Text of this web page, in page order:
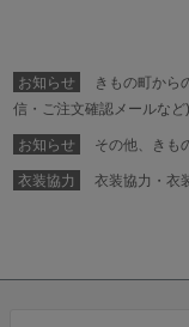
シェ）「ラン
タン・夜の
音・金継ぎ
プ」Fサイ
カシュクール
ワンピース
単着付け
お知らせ
きもの町から
信・ご注文確認メールな
お知らせ その他、きも
衣装協力 衣装協力・衣